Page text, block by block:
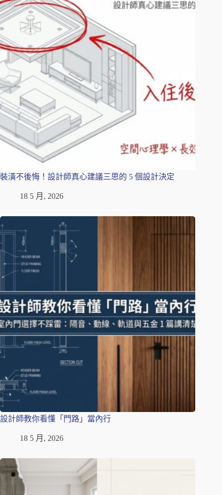
裝潢不後悔！設計師真心建議三思的 5 個設計決定
18 5 月, 2026
設計師教你看懂「門路」當內行
18 5 月, 2026